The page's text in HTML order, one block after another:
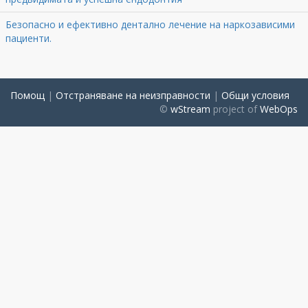
Безопасно и ефективно дентално лечение на наркозависими
пациенти.
Помощ | Отстраняване на неизправности | Общи условия
© wStream project ofWebOps